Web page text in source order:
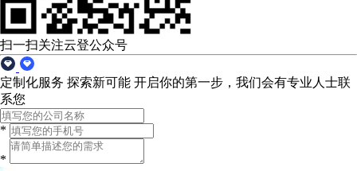
扫一扫关注云登公众号
定制化服务 探索新可能 开启你的第一步，我们会有专业人士联
系您
*
*